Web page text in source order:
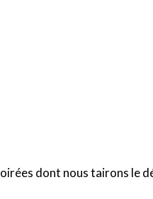
dont nous tairons le